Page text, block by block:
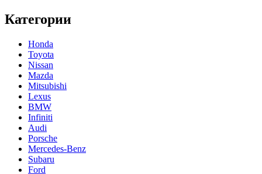
Категории
Honda
Toyota
Nissan
Mazda
Mitsubishi
Lexus
BMW
Infiniti
Audi
Porsche
Mercedes-Benz
Subaru
Ford